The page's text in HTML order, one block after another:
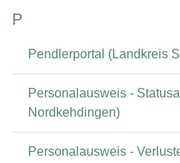
P
Pendlerportal (Landkreis
Personalausweis -
Nordkehdingen)
Personalausweis -